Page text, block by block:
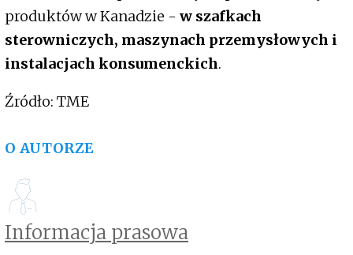
produktów w Kanadzie - w szafkach
sterowniczych, maszynach przemysłowych i
instalacjach konsumenckich.
Źródło: TME
O AUTORZE
Informacja prasowa